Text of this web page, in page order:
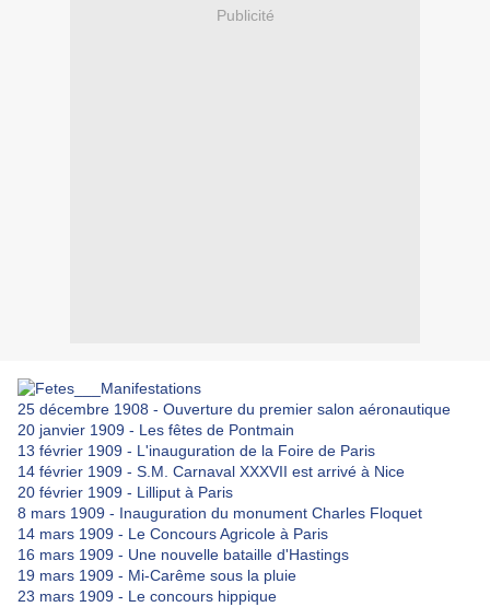
Publicité
25 décembre 1908 - Ouverture du premier salon aéronautique
20 janvier 1909 - Les fêtes de Pontmain
13 février 1909 - L'inauguration de la Foire de Paris
14 février 1909 - S.M. Carnaval XXXVII est arrivé à Nice
20 février 1909 - Lilliput à Paris
8 mars 1909 - Inauguration du monument Charles Floquet
14 mars 1909 - Le Concours Agricole à Paris
16 mars 1909 - Une nouvelle bataille d'Hastings
19 mars 1909 - Mi-Carême sous la pluie
23 mars 1909 - Le concours hippique